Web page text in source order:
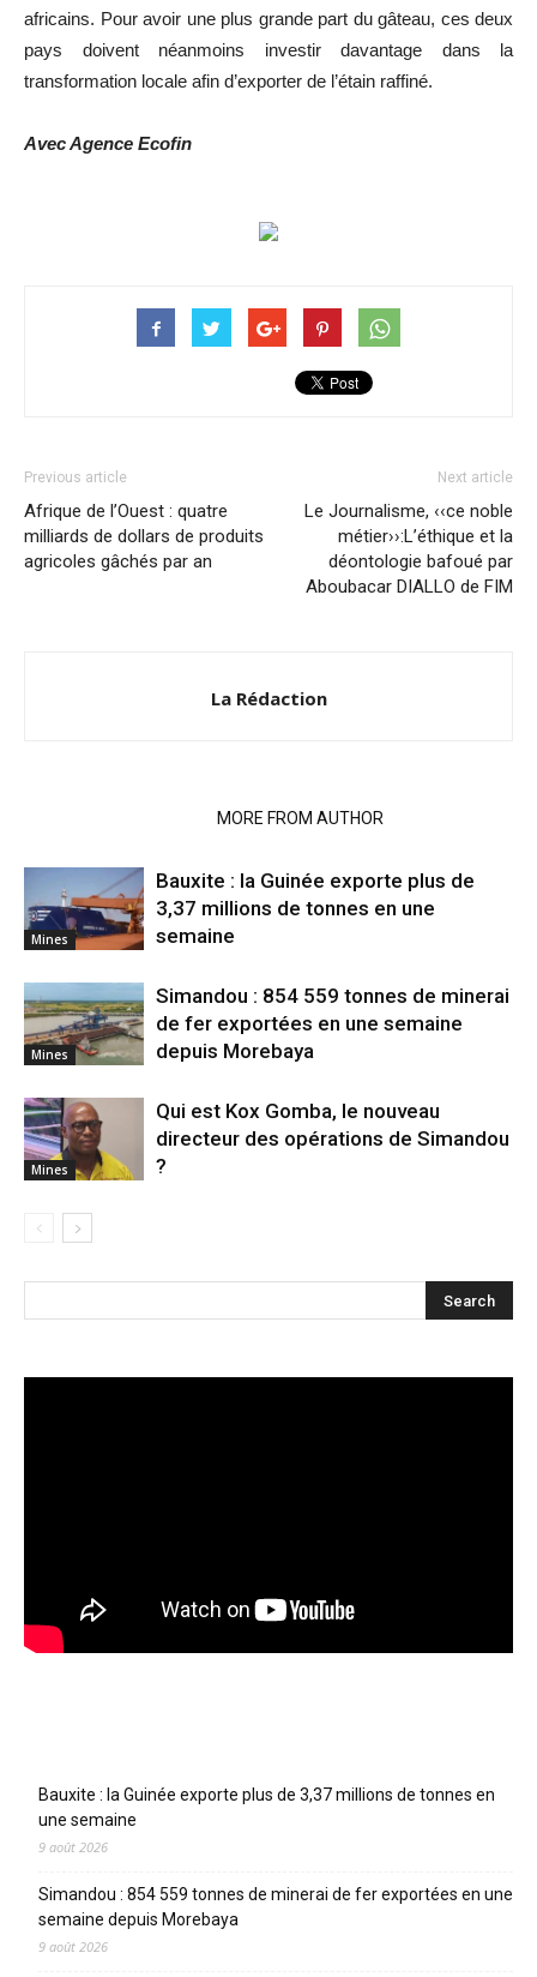
africains. Pour avoir une plus grande part du gâteau, ces deux
pays doivent néanmoins investir davantage dans la
transformation locale afin d’exporter de l’étain raffiné.
Avec Agence Ecofin
Previous article
Afrique de l’Ouest : quatre
milliards de dollars de produits
agricoles gâchés par an
Next article
Le Journalisme, ‹‹ce noble
métier››:L’éthique et la
déontologie bafoué par
Aboubacar DIALLO de FIM
La Rédaction
MORE FROM AUTHOR
Mines
Bauxite : la Guinée exporte plus de
3,37 millions de tonnes en une
semaine
Mines
Simandou : 854 559 tonnes de minerai
de fer exportées en une semaine
depuis Morebaya
Mines
Qui est Kox Gomba, le nouveau
directeur des opérations de Simandou
?
Bauxite : la Guinée exporte plus de 3,37 millions de tonnes en
une semaine
9 août 2026
Simandou : 854 559 tonnes de minerai de fer exportées en une
semaine depuis Morebaya
9 août 2026